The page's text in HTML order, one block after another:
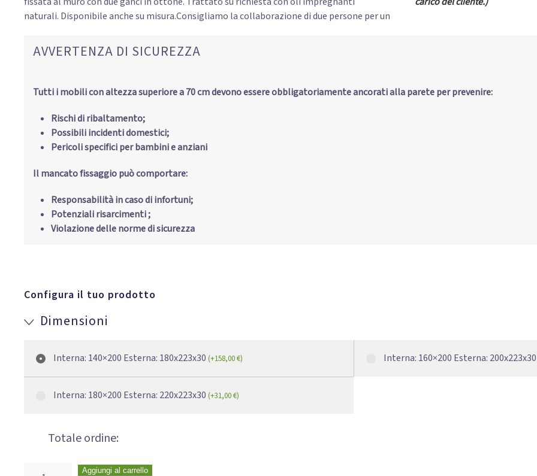
naturali. Disponibile anche su misura.Consigliamo la collaborazione di due persone per un
AVVERTENZA DI SICUREZZA
Tutti i mobili con altezza superiore a 70 cm devono essere obbligatoriamente ancorati alla parete per prevenire:
Rischi di ribaltamento;
Possibili incidenti domestici;
Pericoli specifici per bambini e anziani
Il mancato fissaggio può comportare:
Responsabilità in caso di infortuni;
Potenziali risarcimenti ;
Violazione delle norme di sicurezza
Configura il tuo prodotto
Dimensioni
Interna: 140×200 Esterna: 180x223x30 (+158,00€) Interna: 160×200 Esterna:
Interna: 180×200 Esterna: 220x223x30 (+31,00€)
Totale ordine:
Aggiungi al carrello